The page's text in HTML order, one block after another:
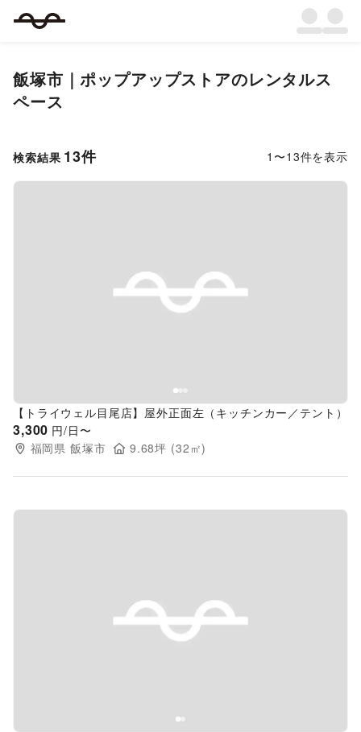
飯塚市 ｜ポップアップストアのレンタルス
ペース
検索結果 13件 1 〜13件を表示
Previous slide
【トライウェル目尾店】屋外正面左（キッチンカー／テント）
3,300 円/日〜
福岡県 飯塚市 9.68坪 (32 ㎡)
Previous slide